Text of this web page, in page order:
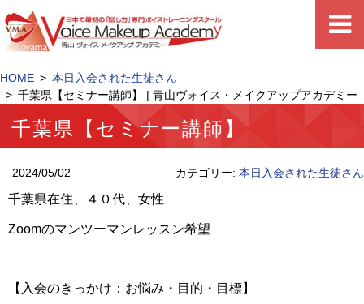
HOME
本日入会された生徒さん
千葉県【セミナー講師】 | 青山ヴォイス・メイクアップアカデミー
千葉県【セミナー講師】
2024/05/02 カテゴリー: 本日入会された生徒さん
千葉県在住、４０代、女性
Zoomのマンツーマンレッスン希望
【入会のきっかけ：お悩み・目的・目標】